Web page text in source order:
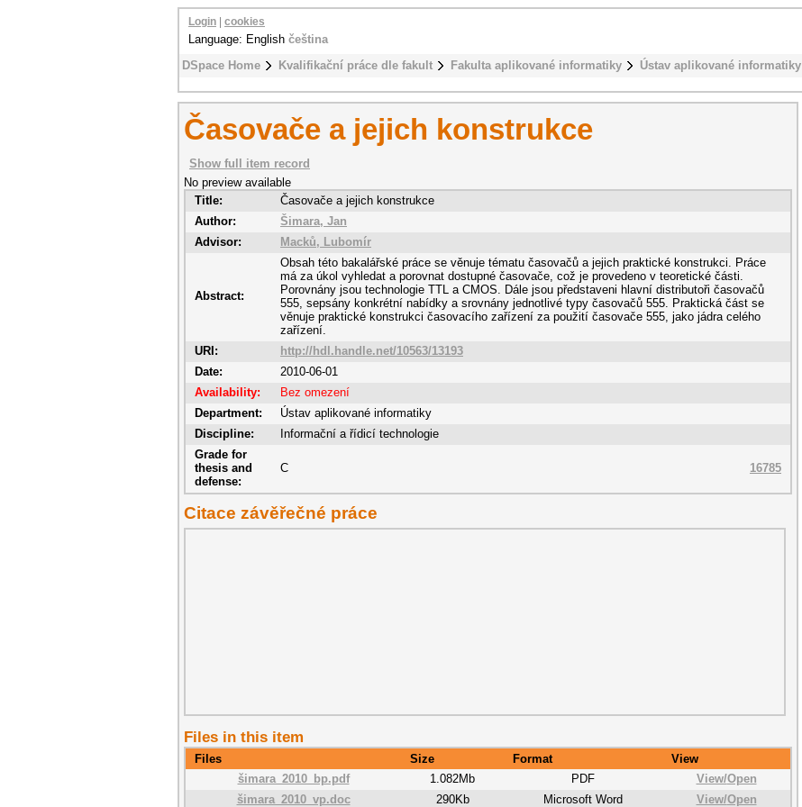
DSpace Home Kvalifikační práce dle fakult Fakulta aplikované informatiky Ústav aplikované informatiky
Login cookies
Language: English čeština
Časovače a jejich konstrukce
Show full item record
No preview available
Title:
Časovače a jejich konstrukce
Author:
Šimara, Jan
Advisor:
Macků, Lubomír
Abstract:
Obsah této bakalářské práce se věnuje tématu časovačů a jejich praktické konstrukci. Práce
má za úkol vyhledat a porovnat dostupné časovače, což je provedeno v teoretické části.
Porovnány jsou technologie TTL a CMOS. Dále jsou představeni hlavní distributoři časovačů
555, sepsány konkrétní nabídky a srovnány jednotlivé typy časovačů 555. Praktická část se
věnuje praktické konstrukci časovacího zařízení za použití časovače 555, jako jádra celého
zařízení.
URI:
http://hdl.handle.net/10563/13193
Date:
2010-06-01
Availability:
Bez omezení
Department:
Ústav aplikované informatiky
Discipline:
Informační a řídicí technologie
Grade for
thesis and
defense:
C 16785
Citace závěřečné práce
Files in this item
Files Size Format
View
šimara_2010_bp.pdf
1.082Mb PDF View/Open
šimara_2010_vp.doc
290Kb Microsoft Word View/Open